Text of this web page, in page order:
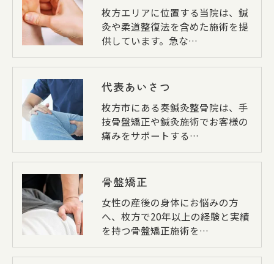
枚方エリアに位置する当院は、鍼
灸や柔道整復法を含めた施術を提
供しています。急な…
代表あいさつ
枚方市にある奏鍼灸整骨院は、手
技骨盤矯正や鍼灸施術でお客様の
痛みをサポートする…
骨盤矯正
女性の産後の身体にお悩みの方
へ、枚方で20年以上の経験と実績
を持つ骨盤矯正施術を…